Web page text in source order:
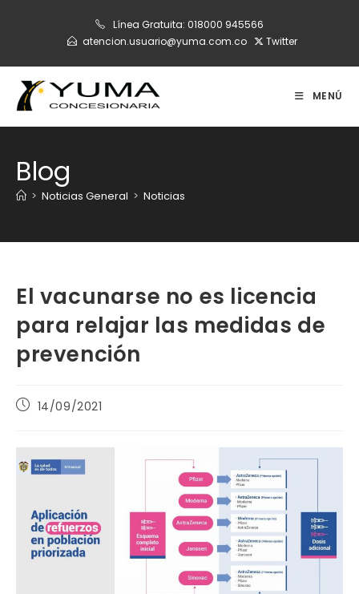
Línea Gratuita: 018000 945566
atencion.usuario@yuma.com.co
Twitter
MENÚ
Blog
> Noticias General > Noticias
El vacunarse no es licencia
para relajar las medidas de
prevención
Publicación
entrada:
14/09/2021